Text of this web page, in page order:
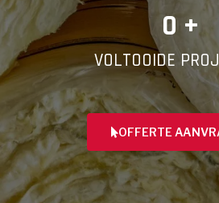
0 +
VOLTOOIDE
OFFERTE